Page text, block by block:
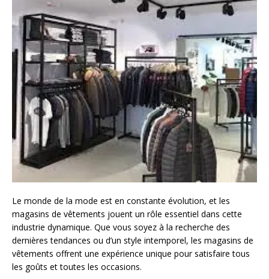
Le monde de la mode est en constante évolution, et les
magasins de vêtements jouent un rôle essentiel dans cette
industrie dynamique. Que vous soyez à la recherche des
dernières tendances ou d’un style intemporel, les magasins de
vêtements offrent une expérience unique pour satisfaire tous
les goûts et toutes les occasions.